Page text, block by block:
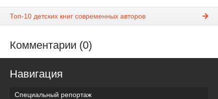
Топ-10 детских книг современных авторов
Комментарии (0)
Навигация
Специальный репортаж